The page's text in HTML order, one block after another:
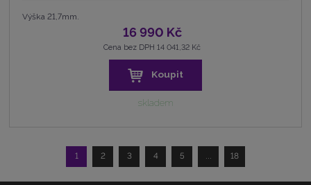
Výška 21,7mm.
16 990 Kč
Cena bez DPH 14 041,32 Kč
Koupit
skladem
1 2 3 4 5 ... 18